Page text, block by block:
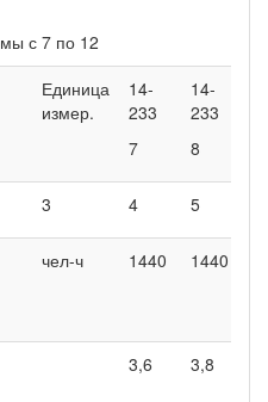
с 7 по 12
Единица
измер.
14-
233
7
14-
233
8
3 4 5
чел-ч 1440 1440
3,6 3,8